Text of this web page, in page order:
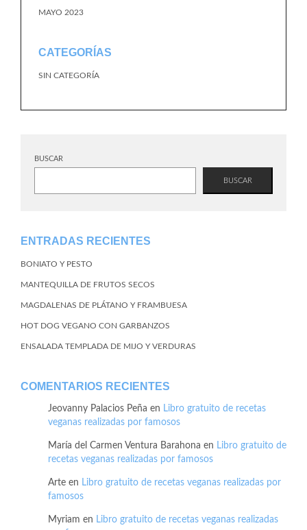
MAYO 2023
CATEGORÍAS
SIN CATEGORÍA
BUSCAR
BUSCAR
ENTRADAS RECIENTES
BONIATO Y PESTO
MANTEQUILLA DE FRUTOS SECOS
MAGDALENAS DE PLÁTANO Y FRAMBUESA
HOT DOG VEGANO CON GARBANZOS
ENSALADA TEMPLADA DE MIJO Y VERDURAS
COMENTARIOS RECIENTES
Jeovanny Palacios Peña en Libro gratuito de recetas
veganas realizadas por famosos
María del Carmen Ventura Barahona en Libro gratuito de
recetas veganas realizadas por famosos
Arte en Libro gratuito de recetas veganas realizadas por
famosos
Myriam en Libro gratuito de recetas veganas realizadas